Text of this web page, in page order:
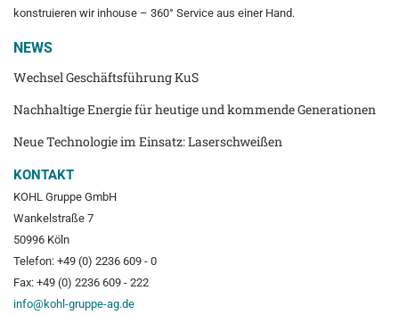
konstruieren wir inhouse – 360° Service aus einer Hand.
NEWS
Wechsel Geschäftsführung KuS
Nachhaltige Energie für heutige und kommende Generationen
Neue Technologie im Einsatz: Laserschweißen
KONTAKT
KOHL Gruppe GmbH
Wankelstraße 7
50996 Köln
Telefon: +49 (0) 2236 609 - 0
Fax: +49 (0) 2236 609 - 222
info@kohl-gruppe-ag.de